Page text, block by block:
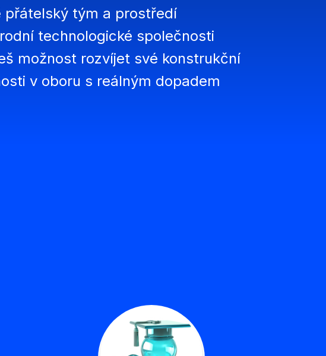
přátelský tým a prostředí
technologické společnosti
možnost rozvíjet své konstrukční
v oboru s reálným dopadem